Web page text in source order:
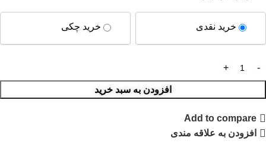
خرید چکی خرید نقدی
افزودن به سبد خرید
Add to compare
افزودن به علاقه مندی